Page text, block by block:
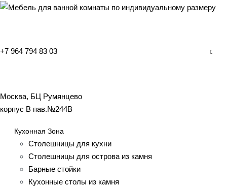
+7 964 794 83 03 г.
Москва, БЦ Румянцево
корпус B пав.№244B
Кухонная Зона
Столешницы для кухни
Столешницы для острова из камня
Барные стойки
Кухонные столы из камня